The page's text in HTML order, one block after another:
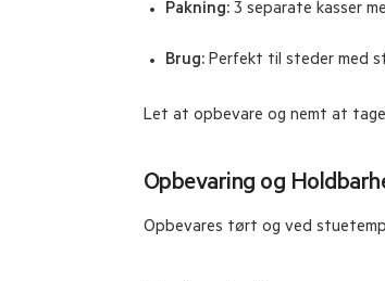
Pakning:3 separate kasser
Brug:Perfekt til steder med
Let at opbevare og nemt at
Opbevaring og
Opbevares tørt og ved